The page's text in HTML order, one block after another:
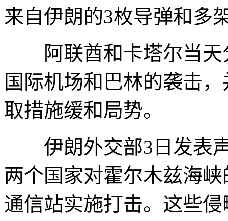
来自伊朗的3枚导弹和多
阿联酋和卡塔尔当天
国际机场和巴林的袭击
取措施缓和局势。
伊朗外交部3日发表声
两个国家对霍尔木兹海
通信站实施打击。这些